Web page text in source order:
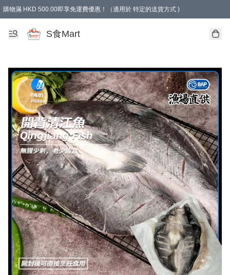
購物滿 HKD 500.00即享免運費優惠！（適用於 特定的送貨方式 )
S食Mart